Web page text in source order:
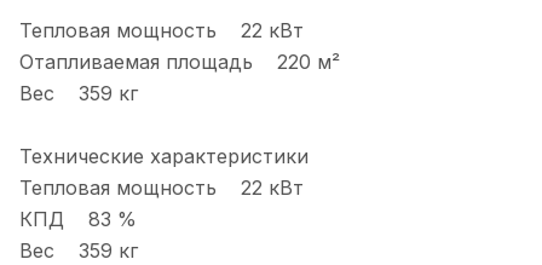
Тепловая мощность 22 кВт
Отапливаемая площадь 220 м²
Вес 359 кг
Технические характеристики
Тепловая мощность 22 кВт
КПД 83 %
Вес 359 кг